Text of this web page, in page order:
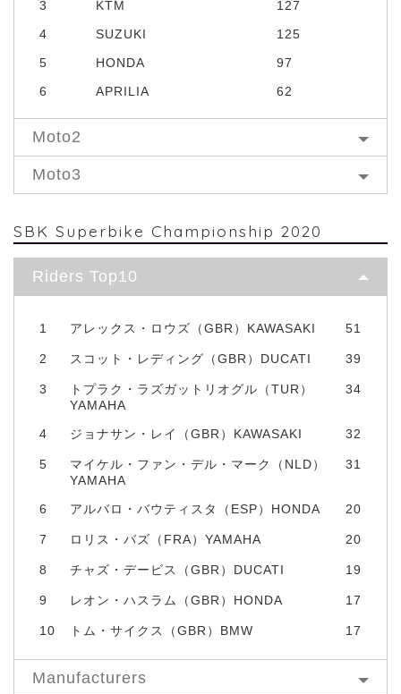
3
KTM
127
4
SUZUKI
125
5
HONDA
97
6
APRILIA 62
Moto2
Moto3
SBK Superbike Championship 2020
Riders Top10
1 アレックス・ロウズ（GBR）KAWASAKI 51
2 スコット・レディング（GBR）DUCATI 39
3
トプラク・ラズガットリオグル（TUR）
YAMAHA
34
4 ジョナサン・レイ（GBR）KAWASAKI 32
5
マイケル・ファン・デル・マーク（NLD）
YAMAHA
31
6 アルバロ・バウティスタ（ESP）HONDA 20
7 ロリス・バズ（FRA）YAMAHA 20
8 チャズ・デービス（GBR）DUCATI 19
9 レオン・ハスラム（GBR）HONDA 17
10 トム・サイクス（GBR）BMW 17
Manufacturers